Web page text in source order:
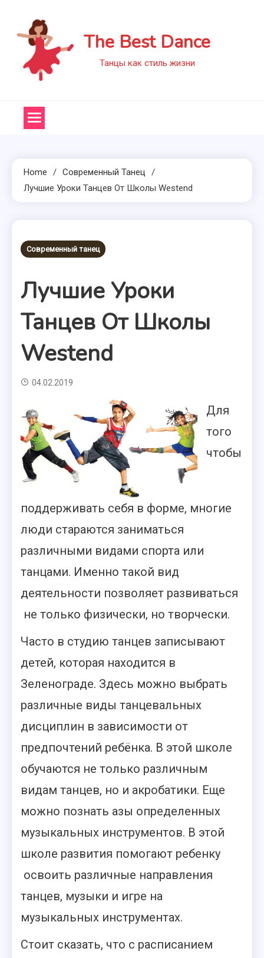
content
The Best Dance
Танцы как стиль жизни
Home
Современный Танец
Лучшие Уроки Танцев От Школы Westend
Современный танец
Лучшие Уроки
Танцев От Школы
Westend
04.02.2019
Для
того
чтобы
поддерживать себя в форме, многие
люди стараются заниматься
различными видами спорта или
танцами. Именно такой вид
деятельности позволяет развиваться
не только физически, но творчески.
Часто в студию танцев записывают
детей, которая находится в
Зеленограде. Здесь можно выбрать
различные виды танцевальных
дисциплин в зависимости от
предпочтений ребёнка. В этой школе
обучаются не только различным
видам танцев, но и акробатики. Еще
можно познать азы определенных
музыкальных инструментов. В этой
школе развития помогают ребенку
освоить различные направления
танцев, музыки и игре на
музыкальных инструментах.
Стоит сказать, что с расписанием